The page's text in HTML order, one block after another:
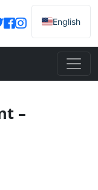
English
–